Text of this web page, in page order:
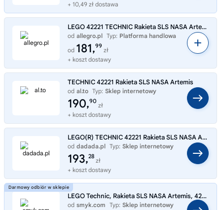
+ 10,49 zł dostawa
LEGO 42221 TECHNIC Rakieta SLS NASA Artemis
od allegro.pl Typ: Platforma handlowa
od 181,99
zł
+ koszt dostawy
TECHNIC 42221 Rakieta SLS NASA Artemis
od al.to Typ: Sklep internetowy
190,90
zł
+ koszt dostawy
LEGO(R) TECHNIC 42221 Rakieta SLS NASA Artemis
od dadada.pl Typ: Sklep internetowy
193,28
zł
+ koszt dostawy
LEGO Technic, Rakieta SLS NASA Artemis, 42221
od smyk.com Typ: Sklep internetowy